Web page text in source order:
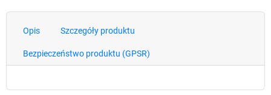
Opis Szczegóły produktu
Bezpieczeństwo produktu (GPSR)